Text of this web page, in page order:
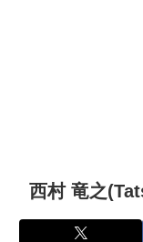
西村 竜之